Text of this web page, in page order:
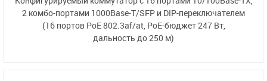
2 комбо-портами 1000Base-T/SFP и DIP-переключателем
(16 портов PoE 802.3af/at, PoE-бюджет 247 Вт,
дальность до 250 м)